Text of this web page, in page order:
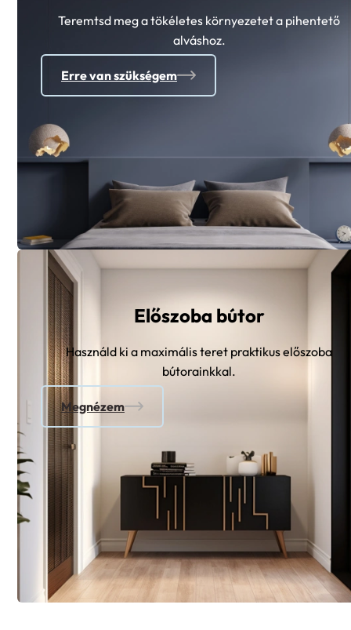
Teremtsd meg a tökéletes környezetet a pihentető
alváshoz.
Erre van szükségem
Előszoba bútor
Használd ki a maximális teret praktikus előszoba
bútorainkkal.
Megnézem